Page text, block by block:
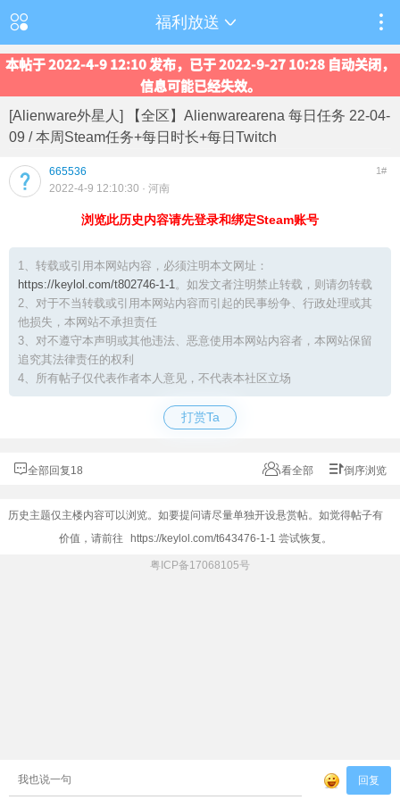
福利放送
本帖于 2022-4-9 12:10 发布，已于 2022-9-27 10:28 自动关闭，
信息可能已经失效。
[Alienware外星人] 【全区】Alienwarearena 每日任务 22-04-
09 / 本周Steam任务+每日时长+每日Twitch
665536 1#
2022-4-9 12:10:30 · 河南
浏览此历史内容请先登录和绑定Steam账号
1、转载或引用本网站内容，必须注明本文网址：
https://keylol.com/t802746-1-1。如发文者注明禁止转载，则请勿转载
2、对于不当转载或引用本网站内容而引起的民事纷争、行政处理或其
他损失，本网站不承担责任
3、对不遵守本声明或其他违法、恶意使用本网站内容者，本网站保留
追究其法律责任的权利
4、所有帖子仅代表作者本人意见，不代表本社区立场
打赏Ta
全部回复18 看全部 倒序浏览
历史主题仅主楼内容可以浏览。如要提问请尽量单独开设悬赏帖。如觉得帖子有
价值，请前往
https://keylol.com/t643476-1-1 尝试恢复。
粤ICP备17068105号